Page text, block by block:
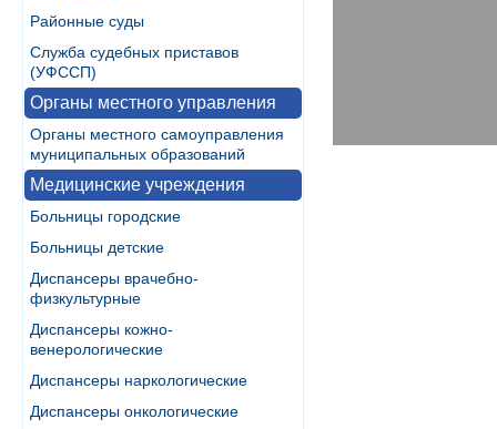
Районные суды
Служба судебных приставов
(УФССП)
Органы местного управления
Органы местного самоуправления
муниципальных образований
Медицинские учреждения
Больницы городские
Больницы детские
Диспансеры врачебно-
физкультурные
Диспансеры кожно-
венерологические
Диспансеры наркологические
Диспансеры онкологические